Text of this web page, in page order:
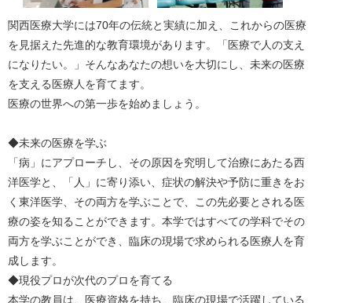
関西医療大学には70年の伝統と実績に加え、これからの医療
を見据えた先進的な教育環境があります。「医療で人の支え
になりたい。」そんなあなたの想いを大切にし、未来の医療
を支える医療人を育てます。
医療の世界への第一歩を始めましょう。
◆未来の医療を学ぶ
「病」にアプローチし、その原因を究明して治療にあたる西
洋医学と、「人」に寄り添い、症状の解決や予防に重きをお
く東洋医学、その両方を学ぶことで、この先必要とされる医
療の姿を知ることができます。本学ではすべての学科でその
両方を学ぶことができ、臨床の現場で求められる医療人を育
成します。
◆現役プロが次代のプロを育てる
本学の教員は、医療資格を持ち、臨床の現場で活躍している